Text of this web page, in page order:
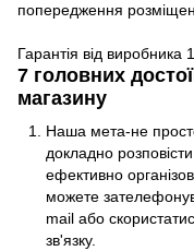
попередження
Гарантія від виробника
7 головних
магазину
Наша мета-не
докладно
ефективно
можете
mail або
зв'язку.